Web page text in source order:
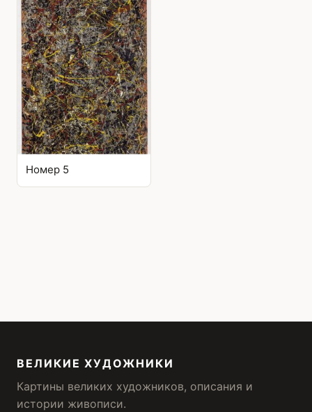
Номер 5
ВЕЛИКИЕ ХУДОЖНИКИ
Картины великих художников, описания и
истории живописи.